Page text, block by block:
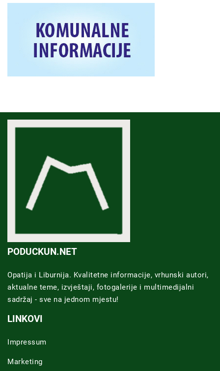
PODUCKUN.NET
Opatija i Liburnija. Kvalitetne informacije, vrhunski autori,
aktualne teme, izvještaji, fotogalerije i multimedijalni
sadržaj - sve na jednom mjestu!
LINKOVI
Impressum
Marketing